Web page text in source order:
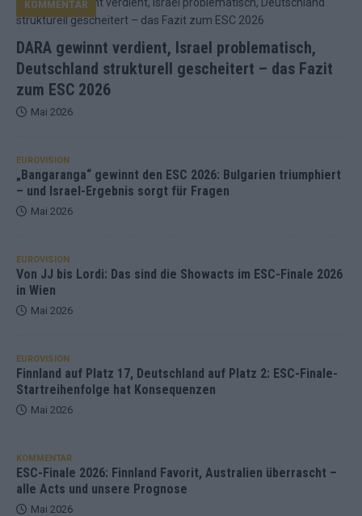
DARA gewinnt verdient, Israel problematisch,
Deutschland strukturell gescheitert – das Fazit
zum ESC 2026
KOMMENTAR
Mai 2026
EUROVISION
„Bangaranga“ gewinnt den ESC 2026: Bulgarien triumphiert
– und Israel-Ergebnis sorgt für Fragen
Mai 2026
EUROVISION
Von JJ bis Lordi: Das sind die Showacts im ESC-Finale 2026
in Wien
Mai 2026
EUROVISION
Finnland auf Platz 17, Deutschland auf Platz 2: ESC-Finale-
Startreihenfolge hat Konsequenzen
Mai 2026
KOMMENTAR
ESC-Finale 2026: Finnland Favorit, Australien überrascht –
alle Acts und unsere Prognose
Mai 2026